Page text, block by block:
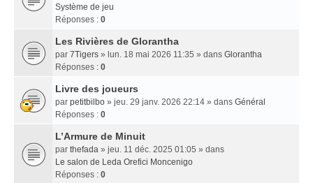
Système de jeu
Réponses : 0
Les Rivières de Glorantha
par 7Tigers » lun. 18 mai 2026 11:35 » dans Glorantha
Réponses : 0
Livre des joueurs
par petitbilbo » jeu. 29 janv. 2026 22:14 » dans Général
Réponses : 0
L’Armure de Minuit
par thefada » jeu. 11 déc. 2025 01:05 » dans
Le salon de Leda Orefici Moncenigo
Réponses : 0